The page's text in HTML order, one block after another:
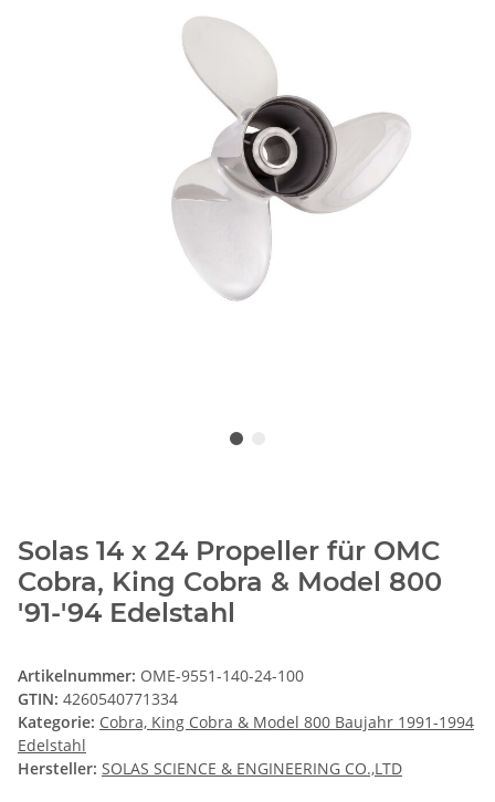
Solas 14 x 24 Propeller für OMC
Cobra, King Cobra & Model 800
'91-'94 Edelstahl
Artikelnummer: OME-9551-140-24-100
GTIN: 4260540771334
Kategorie: Cobra, King Cobra & Model 800 Baujahr 1991-1994
Edelstahl
Hersteller: SOLAS SCIENCE & ENGINEERING CO.,LTD